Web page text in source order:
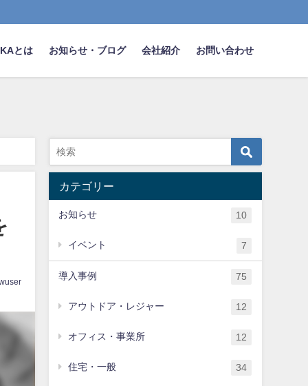
とは お知らせ・ブログ 会社紹介 お問い合わせ
カテゴリー
お知らせ 10
イベント 7
導入事例 75
アウトドア・レジャー 12
オフィス・事業所 12
住宅・一般 34